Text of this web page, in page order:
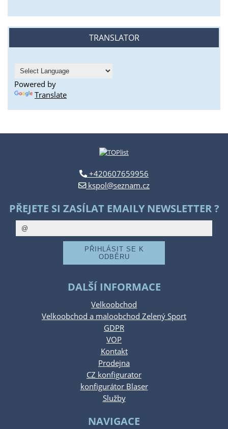
TRANSLATOR
Powered by
Translate
+420607659956
kspol@seznam.cz
PŘEJETE SI ZASÍLAT EMAILY NEWSLETTER ?
DALŠÍ INFORMACE
Velkoobchod
Velkoobchod a maloobchod Zelený Sport
GDPR
VOP
Kontakt
Prodejna
CZ konfigurator
konfigurátor Blaser
Služby
NAVIGACE